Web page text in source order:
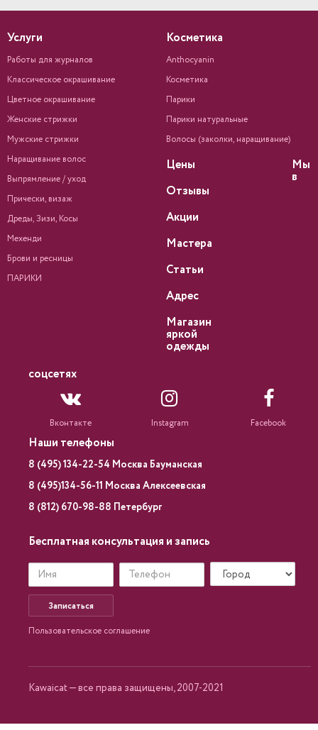
Услуги
Работы для журналов
Классическое окрашивание
Цветное окрашивание
Женские стрижки
Мужские стрижки
Наращивание волос
Выпрямление / уход
Прически, визаж
Дреды, Зизи, Косы
Мехенди
Брови и ресницы
ПАРИКИ
Косметика
Anthocyanin
Косметика
Парики
Парики натуральные
Волосы (заколки, наращивание)
Цены
Отзывы
Акции
Мастера
Статьи
Адрес
Магазин
яркой
одежды
Мы
в
соцсетях
Вконтакте Instagram Facebook
Наши телефоны
8 (495) 134-22-54 Москва Бауманская
8 (495)134-56-11 Москва Алексеевская
8 (812) 670-98-88 Петербург
Бесплатная консультация и запись
Записаться
Пользовательское соглашение
Kawaicat — все права защищены, 2007-2021